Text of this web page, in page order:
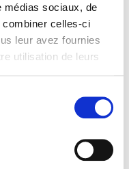
médias sociaux, de
combiner celles-ci
leur avez fournies
utilisation de leurs
ours – haddock –
oxalis
pois à la française –